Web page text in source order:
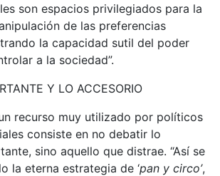
son espacios privilegiados para la
de las preferencias
la capacidad sutil del poder
a la sociedad”.
Y LO ACCESORIO
recurso muy utilizado por políticos
consiste en no debatir lo
sino aquello que distrae. “Así se
la eterna estrategia de ‘pan y circo’,